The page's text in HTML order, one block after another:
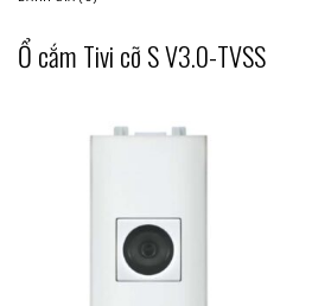
Ổ cắm Tivi cỡ S V3.0-TVSS